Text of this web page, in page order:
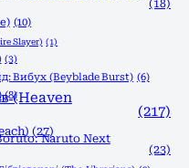
(18)
(10)
Slayer) (1)
(3)
Вибух (Beyblade Burst) (6)
(8)(Heaven
(217)
(27)
Naruto Next
(23)